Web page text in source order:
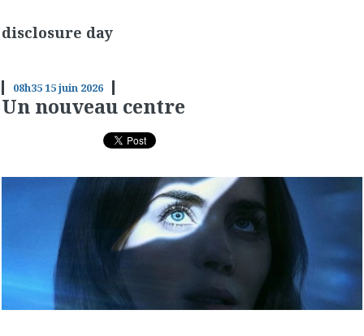
disclosure day
08h3515juin 2026
Un nouveau centre